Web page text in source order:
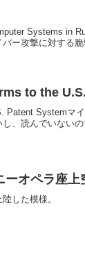
Systems in
ー攻撃に対する脆
to the
Systemマ
、読んでいない
オペラ座上
した模様。